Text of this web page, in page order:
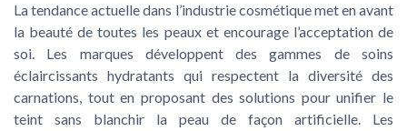
La tendance actuelle dans l’industrie cosmétique met en avant
la beauté de toutes les peaux et encourage l’acceptation de
soi. Les marques développent des gammes de soins
éclaircissants hydratants qui respectent la diversité des
carnations, tout en proposant des solutions pour unifier le
teint sans blanchir la peau de façon artificielle. Les